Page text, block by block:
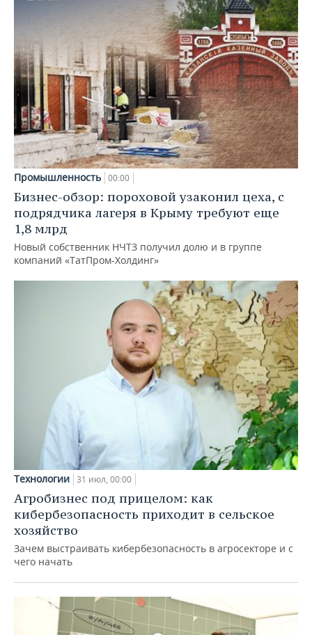
Промышленность 00:00
Бизнес-обзор: пороховой узаконил цеха, с
подрядчика лагеря в Крыму требуют еще
1,8 млрд
Новый собственник НЧТЗ получил долю и в группе
компаний «ТатПром-Холдинг»
Технологии 31 июл, 00:00
Агробизнес под прицелом: как
кибербезопасность приходит в сельское
хозяйство
Зачем выстраивать кибербезопасность в агросекторе и с
чего начать